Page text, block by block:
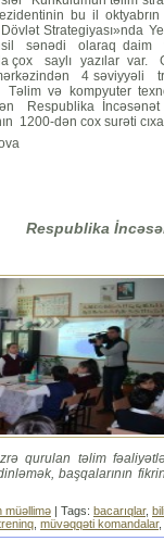
bu il oktyabrın
Strategiyası»nda
sənədi olaraq daim
çox saylı yazılar
4 səviyyəli
Təlim və kompyuter
Respublika
1200-dən cox surəti
Respublika
qurulan təlim
başqalarının
müəllimə | Tags: bacarıqlar,
müvəqqəti komandalar,